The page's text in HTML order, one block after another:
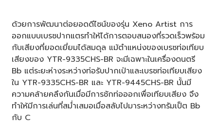
ด้วยการพัฒนาต่อยอดดีไซน์ของรุ่น Xeno Artist การ
ออกแบบเบรซปากแตรทำให้ได้การตอบสนองที่รวดเร็วพร้อม
กับเสียงที่ยอดเยี่ยมได้สมดุล แม้ตำแหน่งของเบรซท่อเทียบ
เสียงของ YTR-9335CHS-BR จะมีเฉพาะในเครื่องดนตรี
Bb แต่ระยะห่างระหว่างท่อรับปากเป่าและเบรซท่อเทียบเสียง
ใน YTR-9335CHS-BR และ YTR-9445CHS-BR นั้นมี
ความคล้ายคลึงกันเมื่อมีการชักท่อออกเพื่อเทียบเสียง จึง
ทำให้มีการเล่นที่สม่ำเสมอเมื่อสลับไปมาระหว่างทรัมเป็ต Bb
กับ C